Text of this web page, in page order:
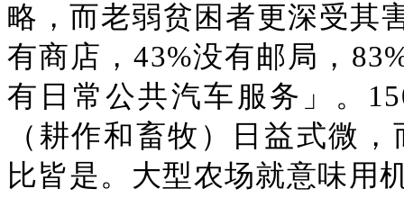
略，而老弱贫困者更深受其
有商店，43%没有邮局，
有日常公共汽车服务」。
（耕作和畜牧）日益式微
比皆是。大型农场就意味用